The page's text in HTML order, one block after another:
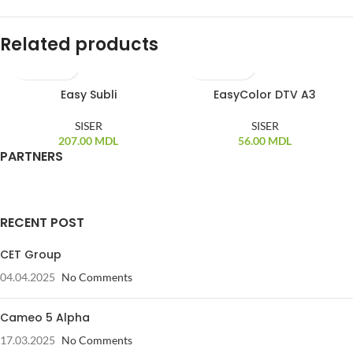
Related products
Easy Subli
SISER
207.00 MDL
EasyColor DTV A3
SISER
56.00 MDL
PARTNERS
RECENT POST
CET Group
04.04.2025 No Comments
Cameo 5 Alpha
17.03.2025 No Comments